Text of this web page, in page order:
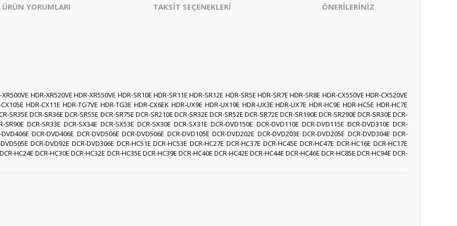
ÜRÜN YORUMLARI TAKSİT SEÇENEKLERİ ÖNERİLERİNİZ
HDR-XR520VE HDR-XR550VE HDR-SR10E HDR-SR11E HDR-SR12E HDR-SR5E HDR-SR7E HDR-SR8E HDR-CX550VE HDR-CX520VE
HDR-CX11E HDR-TG7VE HDR-TG3E HDR-CX6EK HDR-UX9E HDR-UX19E HDR-UX3E HDR-UX7E HDR-HC9E HDR-HC5E HDR-HC7E
SR35E DCR-SR36E DCR-SR55E DCR-SR75E DCR-SR210E DCR-SR32E DCR-SR52E DCR-SR72E DCR-SR190E DCR-SR290E DCR-SR30E DCR-
SR90E DCR-SR33E DCR-SX34E DCR-SX53E DCR-SX30E DCR-SX31E DCR-DVD150E DCR-DVD110E DCR-DVD115E DCR-DVD310E DCR-
DCR-DVD406E DCR-DVD506E DCR-DVD506E DCR-DVD105E DCR-DVD202E DCR-DVD203E DCR-DVD205E DCR-DVD304E DCR-
DCR-DVD92E DCR-DVD306E DCR-HC51E DCR-HC53E DCR-HC27E DCR-HC37E DCR-HC45E DCR-HC47E DCR-HC16E DCR-HC17E
HC24E DCR-HC30E DCR-HC32E DCR-HC35E DCR-HC39E DCR-HC40E DCR-HC42E DCR-HC44E DCR-HC46E DCR-HC85E DCR-HC94E DCR-